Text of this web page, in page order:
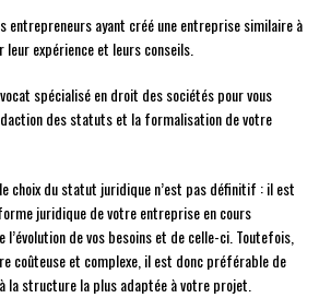
entrepreneurs ayant créé une entreprise similaire à
expérience et leurs conseils.
spécialisé en droit des sociétés pour vous
des statuts et la formalisation de votre
le choix du statut juridique n’est pas définitif : il est
juridique de votre entreprise en cours
de vos besoins et de celle-ci. Toutefois,
coûteuse et complexe, il est donc préférable de
la structure la plus adaptée à votre projet.